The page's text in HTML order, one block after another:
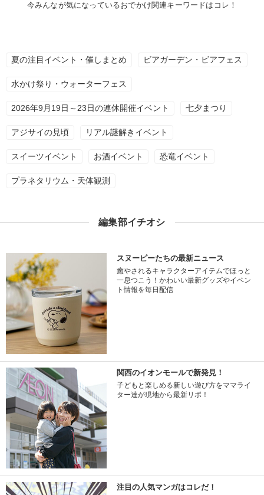
今みんなが気になっているおでかけ関連キーワードはコレ！
夏の注目イベント・催しまとめ ビアガーデン・ビアフェス
水かけ祭り・ウォーターフェス
2026年9月19日～23日の連休開催イベント 七夕まつり
アジサイの見頃 リアル謎解きイベント
スイーツイベント お酒イベント 恐竜イベント
プラネタリウム・天体観測
編集部イチオシ
スヌーピーたちの最新ニュース
癒やされるキャラクターアイテムでほっと
一息つこう！かわいい最新グッズやイベン
ト情報を毎日配信
関西のイオンモールで新発見！
子どもと楽しめる新しい遊び方をママライ
ター達が現地から最新リポ！
注目の人気マンガはコレだ！